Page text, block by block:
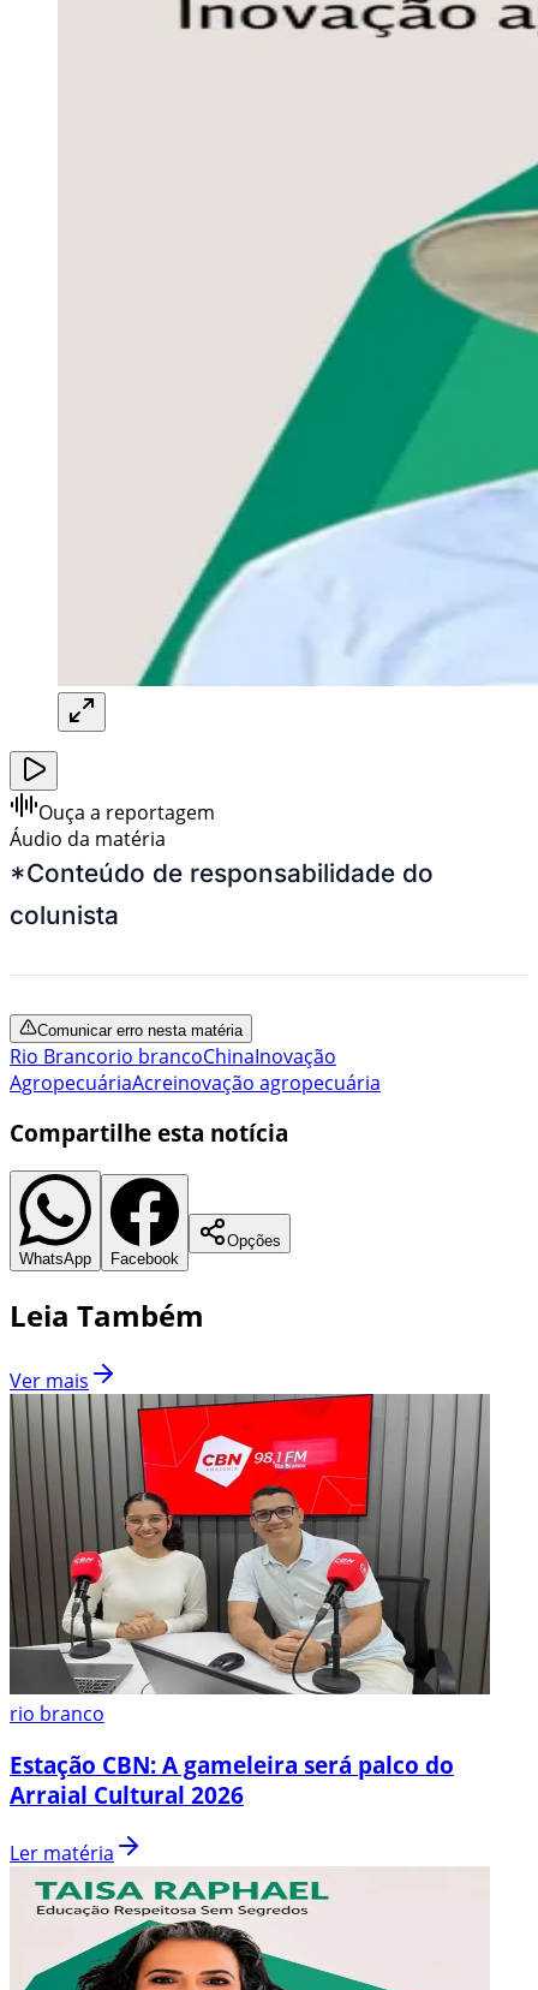
Ouça a reportagem
Áudio da matéria
*Conteúdo de responsabilidade do
colunista
Comunicar erro nesta matéria
Rio Brancorio brancoChinaInovação
AgropecuáriaAcreinovação agropecuária
Compartilhe esta notícia
WhatsApp Facebook
Opções
Leia Também
Ver mais
rio branco
Estação CBN: A gameleira será palco do
Arraial Cultural 2026
Ler matéria